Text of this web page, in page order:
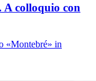
A colloquio con
«Montebré» in